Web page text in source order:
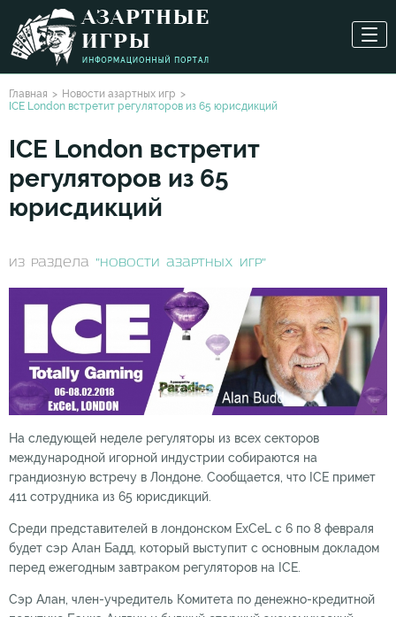
Главная
Новости азартных игр
ICE London встретит регуляторов из 65 юрисдикций
ICE London встретит
регуляторов из 65
юрисдикций
из раздела "Новости азартных игр"
На следующей неделе регуляторы из всех секторов
международной игорной индустрии собираются на
грандиозную встречу в Лондоне. Сообщается, что ICE примет
411 сотрудника из 65 юрисдикций.
Среди представителей в лондонском ExCeL с 6 по 8 февраля
будет сэр Алан Бадд, который выступит с основным докладом
перед ежегодным завтраком регуляторов на ICE.
Сэр Алан, член-учредитель Комитета по денежно-кредитной